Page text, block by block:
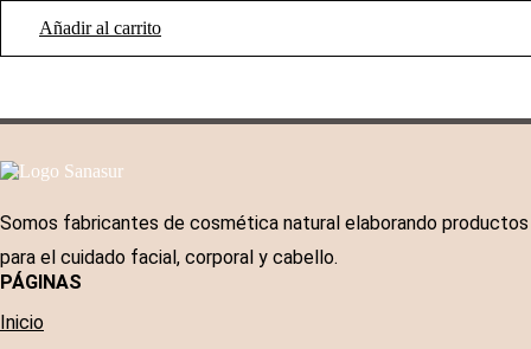
Añadir al carrito
Somos fabricantes de cosmética natural elaborando productos
para el cuidado facial, corporal y cabello.
PÁGINAS
Inicio